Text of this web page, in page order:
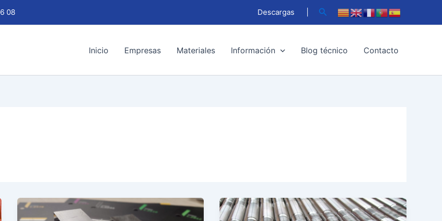
08 Descargas Buscar
Inicio Empresas Materiales Información Blog técnico Contacto